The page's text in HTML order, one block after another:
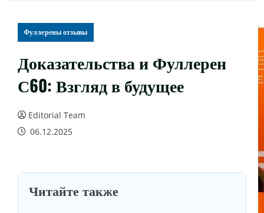
Фуллерены отзывы
Доказательства и Фуллерен
С60: Взгляд в будущее
Editorial Team
06.12.2025
Читайте также